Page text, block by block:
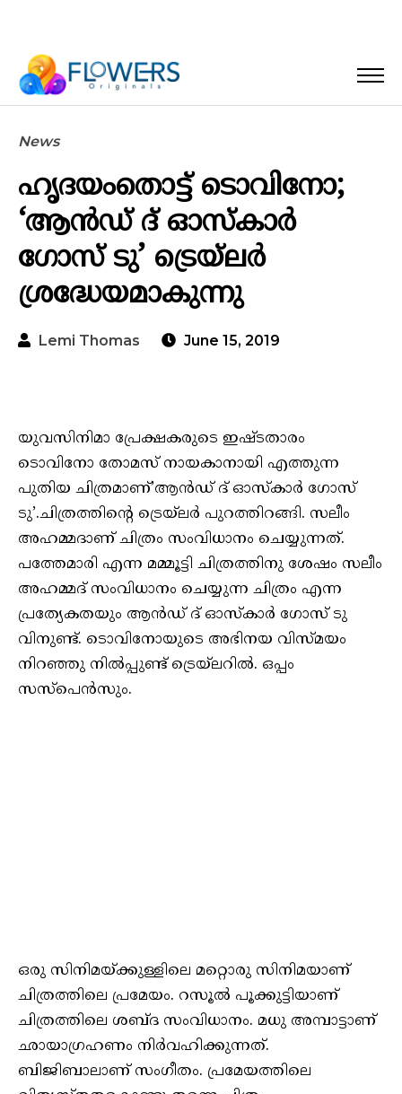
News
ഹൃദയംതൊട്ട് ടൊവിനോ;
‘ആന്‍ഡ് ദ് ഓസ്‌കാര്‍
ഗോസ് ടു’ ട്രെയ്‌ലര്‍
ശ്രദ്ധേയമാകുന്നു
Lemi Thomas June 15, 2019
യുവസിനിമാ പ്രേക്ഷകരുടെ ഇഷ്ടതാരം
ടൊവിനോ തോമസ് നായകാനായി എത്തുന്ന
പുതിയ ചിത്രമാണ്’ആന്‍ഡ് ദ് ഓസ്‌കാര്‍ ഗോസ്
ടു’.ചിത്രത്തിന്റെ ട്രെയ്‌ലര്‍ പുറത്തിറങ്ങി. സലീം
അഹമ്മദാണ് ചിത്രം സംവിധാനം ചെയ്യുന്നത്.
പത്തേമാരി എന്ന മമ്മൂട്ടി ചിത്രത്തിനു ശേഷം സലീം
അഹമ്മദ് സംവിധാനം ചെയ്യുന്ന ചിത്രം എന്ന
പ്രത്യേകതയും ആന്‍ഡ് ദ് ഓസ്‌കാര്‍ ഗോസ് ടു
വിനുണ്ട്. ടൊവിനോയുടെ അഭിനയ വിസ്മയം
നിറഞ്ഞു നില്‍പ്പുണ്ട് ട്രെയ്‌ലറില്‍. ഒപ്പം
സസ്‌പെന്‍സും.
ഒരു സിനിമയ്ക്കുള്ളിലെ മറ്റൊരു സിനിമയാണ്
ചിത്രത്തിലെ പ്രമേയം. റസൂല്‍ പൂക്കുട്ടിയാണ്
ചിത്രത്തിലെ ശബ്ദ സംവിധാനം. മധു അമ്പാട്ടാണ്
ഛായാഗ്രഹണം നിര്‍വഹിക്കുന്നത്.
ബിജിബാലാണ് സംഗീതം. പ്രമേയത്തിലെ